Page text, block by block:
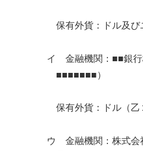
保有外貨：ドル及び
イ 金融機関：■■銀行
■■■■■■■）
保有外貨：ドル（乙
ウ 金融機関：株式会